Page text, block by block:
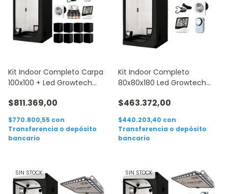
Kit Indoor Completo Carpa
100x100 + Led Growtech
$811.369,00
$770.800,55 con
Transferencia o depósito
bancario
Kit Indoor Completo
80x80x180 Led Growtech
$463.372,00
$440.203,40 con
Transferencia o depósito
bancario
SIN STOCK SIN STOCK